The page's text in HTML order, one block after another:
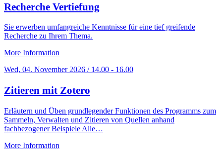
Recherche Vertiefung
Sie erwerben umfangreiche Kenntnisse für eine tief greifende
Recherche zu Ihrem Thema.
More Information
Wed, 04. November 2026 / 14.00 - 16.00
Zitieren mit Zotero
Erläutern und Üben grundlegender Funktionen des Programms zum
Sammeln, Verwalten und Zitieren von Quellen anhand
fachbezogener Beispiele Alle…
More Information